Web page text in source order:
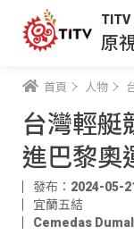
TITV
原
首頁 人物
台灣輕艇
進巴黎奧
發布：2024-05-
宜蘭五結
Cemedas